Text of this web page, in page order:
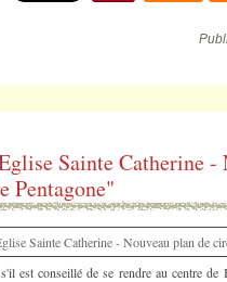
Sainte Catherine
Pentagone"
est conseillé de se rendre au centre